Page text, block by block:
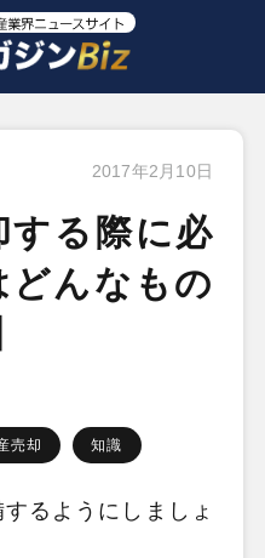
2017年2月10日
する際に必
どんなもの
売却 知識
るようにしましょ